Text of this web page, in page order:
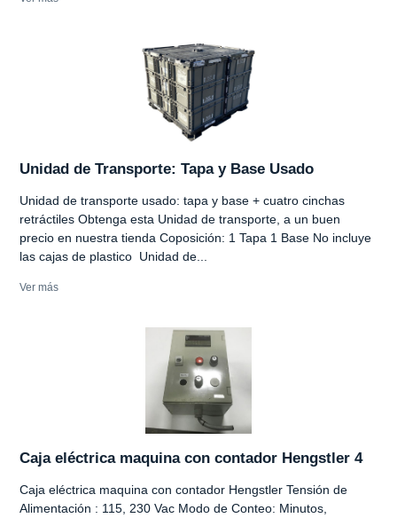
Unidad de Transporte: Tapa y Base Usado
Unidad de transporte usado: tapa y base + cuatro cinchas
retráctiles Obtenga esta Unidad de transporte, a un buen
precio en nuestra tienda Coposición: 1 Tapa 1 Base No incluye
las cajas de plastico Unidad de...
Ver más
Caja eléctrica maquina con contador Hengstler 4
Caja eléctrica maquina con contador Hengstler Tensión de
Alimentación : 115, 230 Vac Modo de Conteo: Minutos,